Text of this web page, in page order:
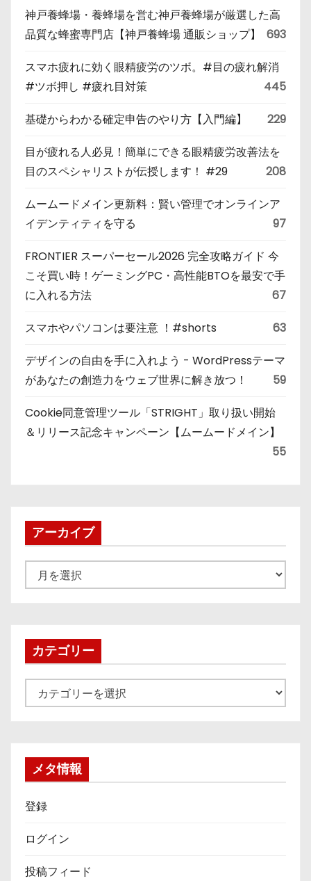
神戸養蜂場・養蜂場を営む神戸養蜂場が厳選した高
品質な蜂蜜専門店【神戸養蜂場 通販ショップ】
693
スマホ疲れに効く眼精疲労のツボ。#目の疲れ解消
#ツボ押し #疲れ目対策
445
基礎からわかる確定申告のやり方【入門編】 229
目が疲れる人必見！簡単にできる眼精疲労改善法を
目のスペシャリストが伝授します！ #29
208
ムームードメイン更新料：賢い管理でオンラインア
イデンティティを守る
97
FRONTIER スーパーセール2026 完全攻略ガイド 今
こそ買い時！ゲーミングPC・高性能BTOを最安で手
に入れる方法
67
スマホやパソコンは要注意 ！#shorts 63
デザインの自由を手に入れよう - WordPressテーマ
があなたの創造力をウェブ世界に解き放つ！
59
Cookie同意管理ツール「STRIGHT」取り扱い開始
＆リリース記念キャンペーン【ムームードメイン】
55
アーカイブ
ー
ブカテゴリー
テ
メタ情報
登録
ログイン
投稿フィード